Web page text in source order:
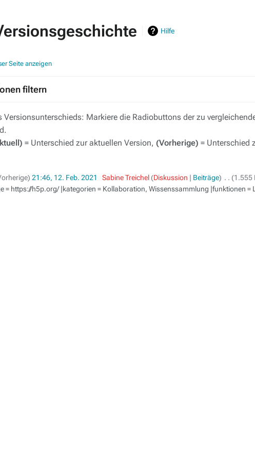
Hilfe
Seite anzeigen
filtern
Versionsunterschieds: Markiere die Radiobuttons der zu
= Unterschied zur aktuellen Version, (Vorherige) = Unterschied
21:46, 12. Feb. 2021 Sabine Treichel Diskussion Beiträge 1.555
= https://h5p.org/ |kategorien = Kollaboration, Wissenssammlung |funktionen =